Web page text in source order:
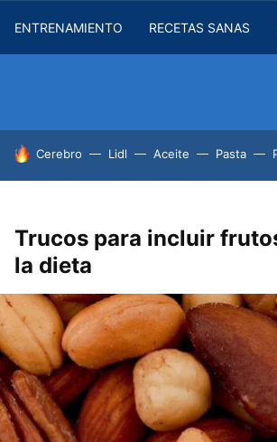
ENTRENAMIENTO RECETAS SANAS
HOY SE HABLA DE
Cerebro Lidl Aceite Pasta
Trucos para incluir
la dieta